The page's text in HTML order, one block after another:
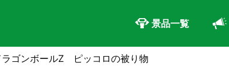
景品一覧
ラゴンボールZ ピッコロの被り物